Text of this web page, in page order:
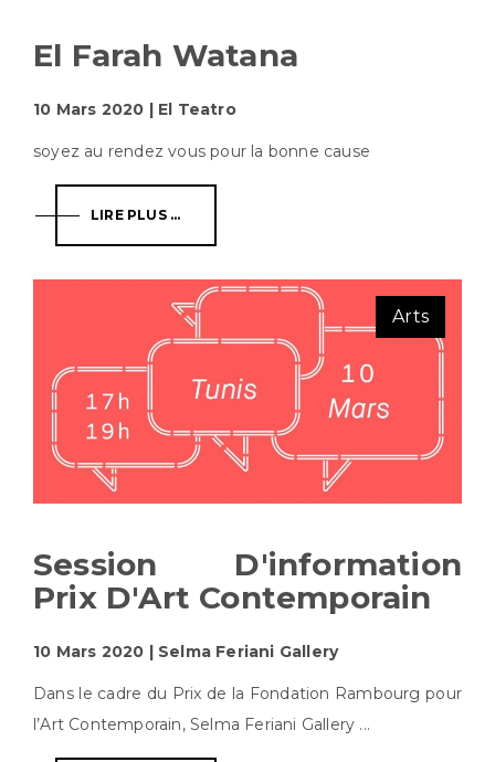
El Farah Watana
10 Mars 2020 | El Teatro
soyez au rendez vous pour la bonne cause
LIRE PLUS ...
Arts
Session D'information
Prix D'Art Contemporain
10 Mars 2020 | Selma Feriani Gallery
Dans le cadre du Prix de la Fondation Rambourg pour
l’Art Contemporain, Selma Feriani Gallery ...